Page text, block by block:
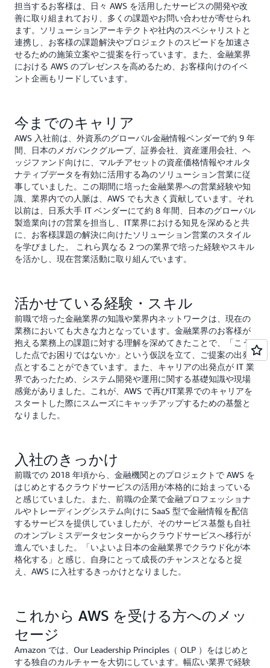
担当するお客様は、日々 AWS を活用したサービスの開発や改
善に取り組まれており、多くの課題やお問い合わせが寄せられ
ます。ソリューションアーキテクトや社内のスペシャリストと
連携し、お客様の課題解決やプロジェクトのスピードを加速さ
せるための施策立案やご提案を行っています。また、金融業界
における AWS のプレゼンスを高めるため、お客様向けのイベ
ント企画もリードしています。
今までのキャリア
AWS 入社前は、外資系のグローバル金融情報ベンダーで約 9 年
間、日本のメガバンクグループ、証券会社、資産運用会社、ヘ
ッジファンド向けに、マルチアセットの資産価格情報やオルタ
ナティブデータを有効に活用する為のソリューション営業に従
事していました。この期間に培った金融業界への営業経験や知
識、業界内での人脈は、AWS でも大きく貢献しています。それ
以前は、日系大手 IT ベンダーにて約 8 年間、日本のグローバル
製造業向けの営業を担当し、IT業界における知見を深めると共
に、お客様課題の解決に向けたソリューション営業のスタイル
を学びました。 これら異なる 2 つの業界で培った経験やスキル
を活かし、現在営業活動に取り組んでいます。
活かせている経験・スキル
前職で培った金融業界の知識や業界内ネットワークは、現在の
業務においても大きな力となっています。金融業界のお客様が
抱える業務上の課題に対する理解を深めてきたことで、「こう
した点でお困りではないか」という仮説を立て、ご提案の出発
点とすることができています。また、キャリアの出発点が IT 業
界であったため、システム開発や運用に関する基礎知識や現場
感覚がありました。これが、AWS で再びIT業界でのキャリアを
スタートした際にスムーズにキャッチアップするための基盤と
なりました。
入社のきっかけ
前職での 2018 年頃から、金融機関とのプロジェクトで AWS を
はじめとするクラウドサービスの活用が本格的に始まっている
と感じていました。また、前職の企業で金融プロフェッショナ
ルやトレーディングシステム向けに SaaS 型で金融情報を配信
するサービスを提供していましたが、そのサービス基盤も自社
のオンプレミスデータセンターからクラウドサービスへ移行が
進んでいました。「いよいよ日本の金融業界でクラウド化が本
格化する」と感じ、自身にとって成長のチャンスとなると捉
え、AWS に入社するきっかけとなりました。
これから AWS を受ける方へのメッ
セージ
Amazon では、Our Leadership Principles（ OLP ）をはじめと
する独自のカルチャーを大切にしています。幅広い業界で経験